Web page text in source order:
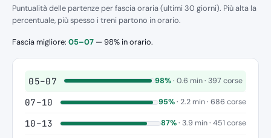
Puntualità delle partenze per fascia oraria (ultimi 30 giorni). Più alta la
percentuale, più spesso i treni partono in orario.
Fascia migliore: 05–07 — 98% in orario.
05–07 98% · 0.6 min · 397 corse
07–10 95%· 2.2 min · 686 corse
10–13 87%· 3.9 min · 451 corse